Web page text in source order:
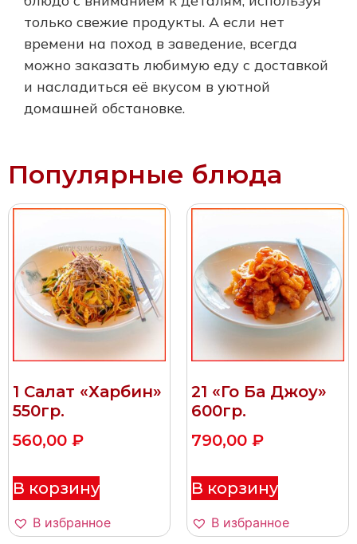
только свежие продукты. А если нет
времени на поход в заведение, всегда
можно заказать любимую еду с доставкой
и насладиться её вкусом в уютной
домашней обстановке.
Популярные блюда
1 Салат «Харбин»
550гр.
560,00 ₽
В корзину
В избранное
21 «Го Ба Джоу»
600гр.
790,00 ₽
В корзину
В избранное